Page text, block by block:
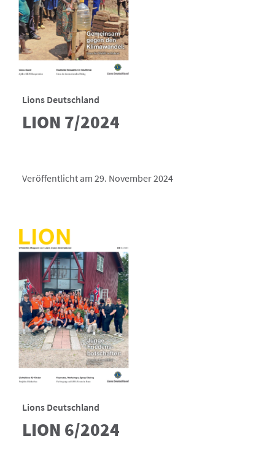
Lions Deutschland
LION 7/2024
Veröffentlicht am 29. November 2024
Lions Deutschland
LION 6/2024